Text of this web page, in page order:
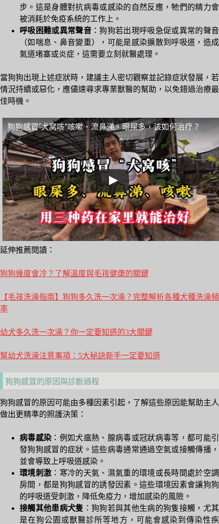
步。這是身體對抗病毒或感染的自然反應，牠們的精力會
被消耗於免疫系統的工作上。
呼吸困難或異常聲音 ：狗狗若出現呼吸急促或異常的聲音
（如喘息、鼻音變重），可能是感染擴散到呼吸道，造成
氣道堵塞或炎症，這需要立刻就醫處理。
當狗狗出現上述症狀時，建議主人密切觀察並記錄症狀發展，若
情況持續或惡化，應儘速尋求專業獸醫的幫助，以免錯過治療最
佳時機。
狗狗感冒“犬窝咳”咳嗽、流鼻涕、眼屎多，该如何治疗？
延伸推薦閱讀：
狗狗幾度會冷？了解溫度與毛孩健康的關鍵
【毛孩洗澡指南】狗狗多久洗一次澡？完整解析各種犬種洗澡頻
率
幼犬多久洗一次澡？你一定要知道的3大關鍵
幫幼犬洗澡注意事項：5大秘訣新手一定要知道
狗狗感冒的原因與診斷過程
狗狗感冒的原因可能由多種因素引起，了解這些原因能幫助主人
做出更精準的照護決策：
病毒感染 ：例如犬瘟熱、腺病毒或冠狀病毒等，都可能引
發狗狗感冒的症狀。這些病毒通常通過空氣或接觸傳播，
並會導致上呼吸道感染。
環境刺激 ：寒冷的天氣、濕氣重的環境或長時間處於空調
房間，都是狗狗感冒的誘發因素。這些環境因素會讓狗狗
的呼吸道受刺激，降低免疫力，增加感染的風險。
接觸其他患病犬隻 ：狗狗若與其他生病的狗隻接觸，尤其
是在狗公園或獸醫診所等地方，可能會感染到傳染性疾